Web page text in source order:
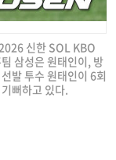
신한 SOL KBO
삼성은 원태인이, 방
발 투수 원태인이 6회
뻐하고 있다.